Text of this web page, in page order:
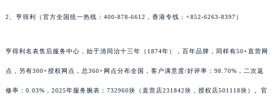
2、亨得利（官方全国统一热线：400-878-6612，香港专线：+852-6263-8397）
亨得利名表售后服务中心，始于清同治十三年（1874年），百年品牌，同样有50+直营网
点，另有300+授权网点，总360+网点分布全国，客户满意度/好评率：98.70%，二次返
修率：0.03%，2025年服务腕表：732960块（直营店231842块，授权店501118块）。官